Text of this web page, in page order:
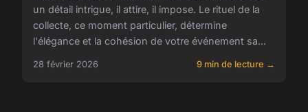
un détail intrigue, il attire, il impose. Le rituel de la
collecte, ce moment particulier, détermine
l'élégance et la cohésion de votre événement sa...
28 février 2026 9 min de lecture →